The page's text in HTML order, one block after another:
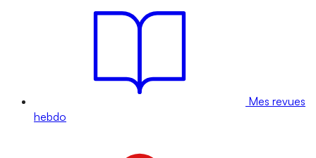
Mes revues
hebdo